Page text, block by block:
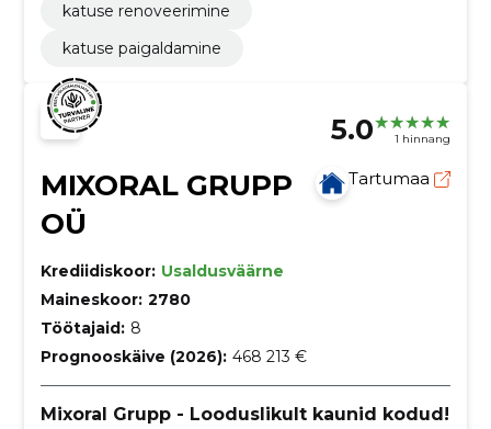
katuse renoveerimine
katuse paigaldamine
5.0 1 hinnang
MIXORAL GRUPP
OÜ
Tartumaa
Krediidiskoor: Usaldusväärne
Maineskoor: 2780
Töötajaid: 8
Prognooskäive (2026): 468 213 €
Mixoral Grupp - Looduslikult kaunid kodud!